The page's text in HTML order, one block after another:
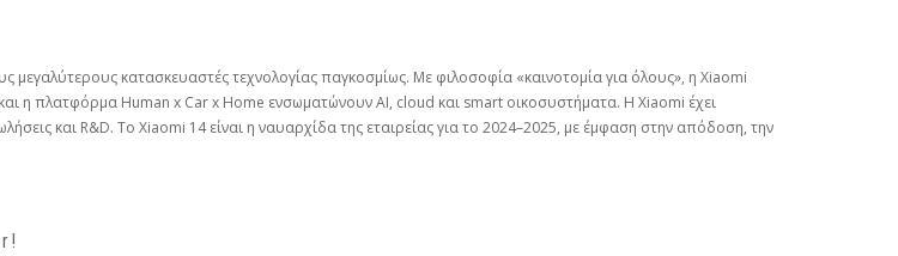
μεγαλύτερους κατασκευαστές τεχνολογίας παγκοσμίως. Με φιλοσοφία «καινοτομία για όλους», η Xiaomi
η πλατφόρμα Human x Car x Home ενσωματώνουν AI, cloud και smart οικοσυστήματα. Η Xiaomi έχει
και R&D. Το Xiaomi 14 είναι η ναυαρχίδα της εταιρείας για το 2024–2025, με έμφαση στην απόδοση, την